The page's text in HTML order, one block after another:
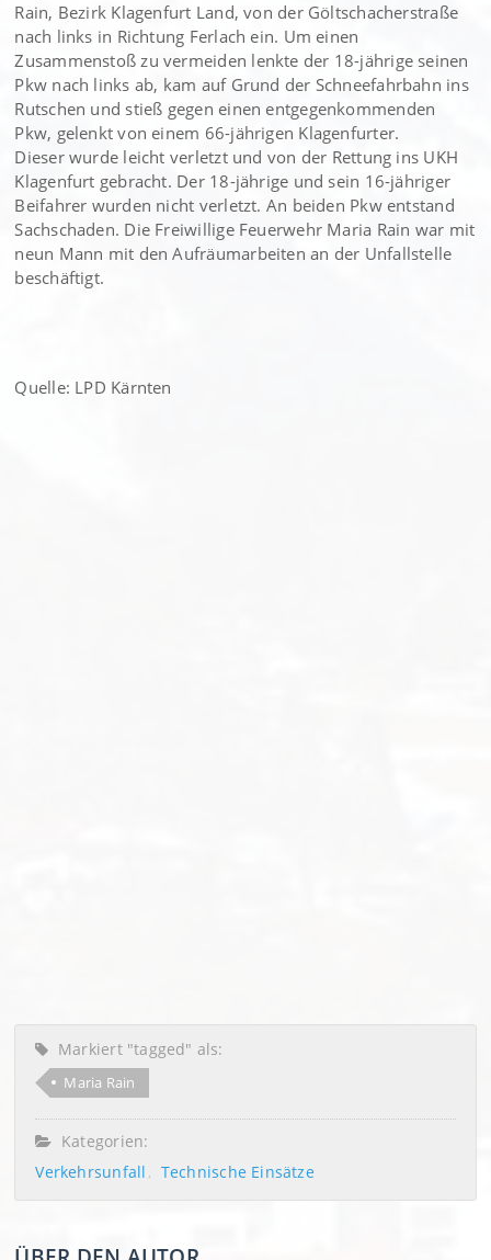
Rain, Bezirk Klagenfurt Land, von der Göltschacherstraße
nach links in Richtung Ferlach ein. Um einen
Zusammenstoß zu vermeiden lenkte der 18-jährige seinen
Pkw nach links ab, kam auf Grund der Schneefahrbahn ins
Rutschen und stieß gegen einen entgegenkommenden
Pkw, gelenkt von einem 66-jährigen Klagenfurter.
Dieser wurde leicht verletzt und von der Rettung ins UKH
Klagenfurt gebracht. Der 18-jährige und sein 16-jähriger
Beifahrer wurden nicht verletzt. An beiden Pkw entstand
Sachschaden. Die Freiwillige Feuerwehr Maria Rain war mit
neun Mann mit den Aufräumarbeiten an der Unfallstelle
beschäftigt.
Quelle: LPD Kärnten
Markiert "tagged" als:
Maria Rain
Kategorien:
Verkehrsunfall
Technische Einsätze